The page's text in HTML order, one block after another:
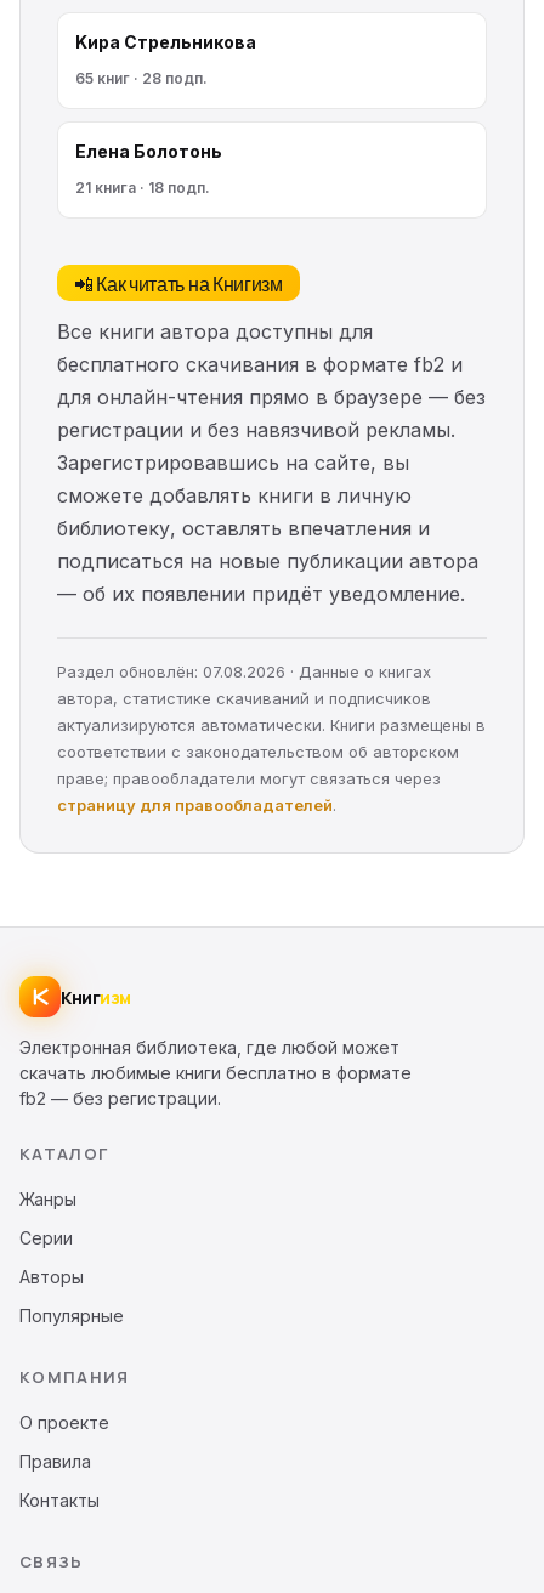
Kирa Cтрeльникoва
65 книг · 28 подп.
Елена Болотонь
21 книга · 18 подп.
📲 Как читать на Книгизм
Все книги автора доступны для
бесплатного скачивания в формате fb2 и
для онлайн-чтения прямо в браузере — без
регистрации и без навязчивой рекламы.
Зарегистрировавшись на сайте, вы
сможете добавлять книги в личную
библиотеку, оставлять впечатления и
подписаться на новые публикации автора
— об их появлении придёт уведомление.
Раздел обновлён: 07.08.2026 · Данные о книгах
автора, статистике скачиваний и подписчиков
актуализируются автоматически. Книги размещены в
соответствии с законодательством об авторском
праве; правообладатели могут связаться через
страницу для правообладателей.
Книгизм
Электронная библиотека, где любой может
скачать любимые книги бесплатно в формате
fb2 — без регистрации.
КАТАЛОГ
Жанры
Серии
Авторы
Популярные
КОМПАНИЯ
О проекте
Правила
Контакты
СВЯЗЬ